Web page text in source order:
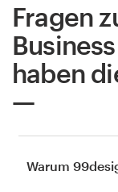
Fragen
haben
Warum